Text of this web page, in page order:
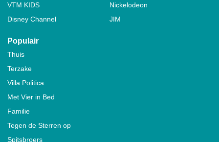
VTM KIDS
Nickelodeon
Disney Channel
JIM
Populair
Thuis
Terzake
Villa Politica
Met Vier in Bed
Familie
Tegen de Sterren op
Spitsbroers